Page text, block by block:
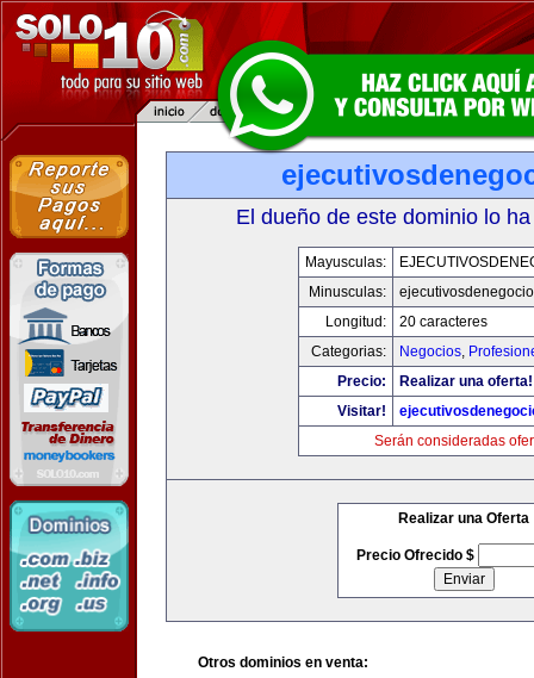
El dueño de este dominio lo
Mayusculas:
Minusculas:
Longitud:
20 caracteres
Categorias:
Negocios,
Precio:
Realizar una oferta!
Visitar!
Serán consideradas
Realizar una Oferta
Precio Ofrecido $
Otros dominios en venta: